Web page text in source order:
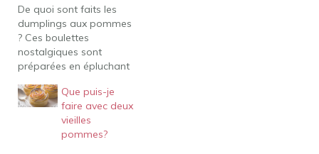
De quoi sont faits les
dumplings aux pommes
? Ces boulettes
nostalgiques sont
préparées en épluchant
entières, en les
remplissant de beurre, de
sucre et d'épices, et en
les enveloppant dans de
Que puis-je
faire avec deux
vieilles
pommes?